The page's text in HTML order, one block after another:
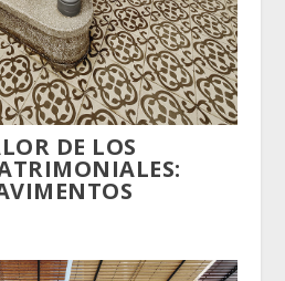
DE LOS